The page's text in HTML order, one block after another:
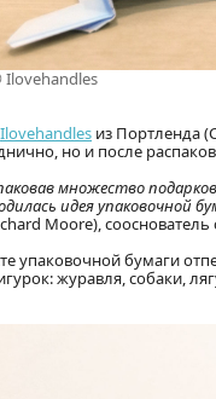
Ilovehandles из Портленда
но и после
множество
идея упаковочной
Moore), сооснователь
упаковочной бумаги
журавля, собаки,